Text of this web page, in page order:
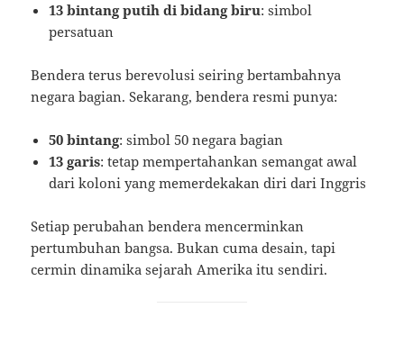
13 bintang putih di bidang biru: simbol
persatuan
Bendera terus berevolusi seiring bertambahnya
negara bagian. Sekarang, bendera resmi punya:
50 bintang: simbol 50 negara bagian
13 garis: tetap mempertahankan semangat awal
dari koloni yang memerdekakan diri dari Inggris
Setiap perubahan bendera mencerminkan
pertumbuhan bangsa. Bukan cuma desain, tapi
cermin dinamika sejarah Amerika itu sendiri.